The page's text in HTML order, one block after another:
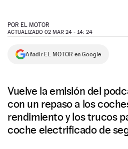
SERVICIOS
NEWSLETTER
POR EL MOTOR
ACTUALIZADO 02 MAR 24 - 14: 24
Añadir EL MOTOR en Google
Vuelve la emisión del
con un repaso a los
rendimiento y los trucos
coche electrificado de